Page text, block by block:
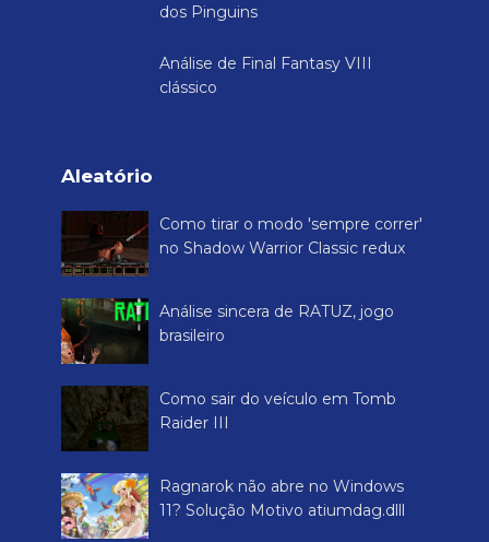
dos Pinguins
Análise de Final Fantasy VIII
clássico
Aleatório
Como tirar o modo 'sempre correr'
no Shadow Warrior Classic redux
Análise sincera de RATUZ, jogo
brasileiro
Como sair do veículo em Tomb
Raider III
Ragnarok não abre no Windows
11? Solução Motivo atiumdag.dlll